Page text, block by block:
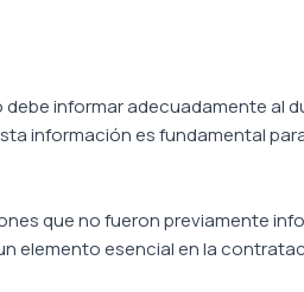
informar adecuadamente al
información es fundamental
que no fueron previamente
elemento esencial en la